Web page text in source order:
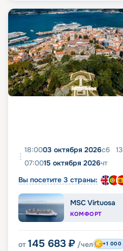
18:0003 октября 2026сб 13
07:0015 октября 2026чт
Вы посетите 3 страны:
MSC Virtuosa
КОМФОРТ
от 145 683 ₽ /чел +1 000